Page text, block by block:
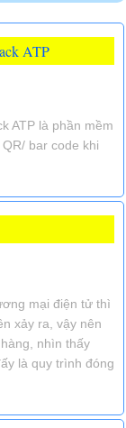
ATP
ATP là phần mềm
bar code khi
mại điện tử thì
xảy ra, vậy nên
nhìn thấy
là quy trình đóng